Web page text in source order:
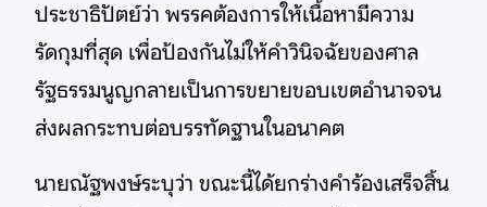
ประชาธิปัตย์ว่า พรรคต้องการให้เนื้อหามีความ
รัดกุมที่สุด เพื่อป้องกันไม่ให้คำวินิจฉัยของศาล
รัฐธรรมนูญกลายเป็นการขยายขอบเขตอำนาจจน
ส่งผลกระทบต่อบรรทัดฐานในอนาคต
นายณัฐพงษ์ระบุว่า ขณะนี้ได้ยกร่างคำร้องเสร็จสิ้น